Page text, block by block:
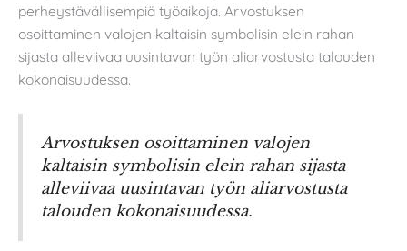
perheystävällisempiä työaikoja. Arvostuksen
osoittaminen valojen kaltaisin symbolisin elein rahan
sijasta alleviivaa uusintavan työn aliarvostusta talouden
kokonaisuudessa.
Arvostuksen osoittaminen valojen
kaltaisin symbolisin elein rahan sijasta
alleviivaa uusintavan työn aliarvostusta
talouden kokonaisuudessa.